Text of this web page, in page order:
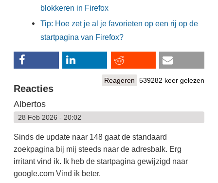
blokkeren in Firefox
Tip: Hoe zet je al je favorieten op een rij op de
startpagina van Firefox?
Reageren 539282 keer gelezen
Reacties
Albertos
28 Feb 2026 - 20:02
Sinds de update naar 148 gaat de standaard
zoekpagina bij mij steeds naar de adresbalk. Erg
irritant vind ik. Ik heb de startpagina gewijzigd naar
google.com Vind ik beter.